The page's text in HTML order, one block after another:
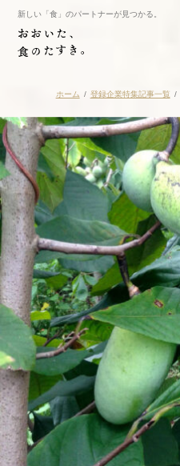
新しい「食」のパートナーが見つかる。
ホーム 登録企業特集記事一覧